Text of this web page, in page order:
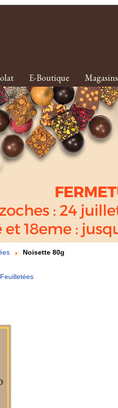
E-Boutique Magasins
Noisette 80g